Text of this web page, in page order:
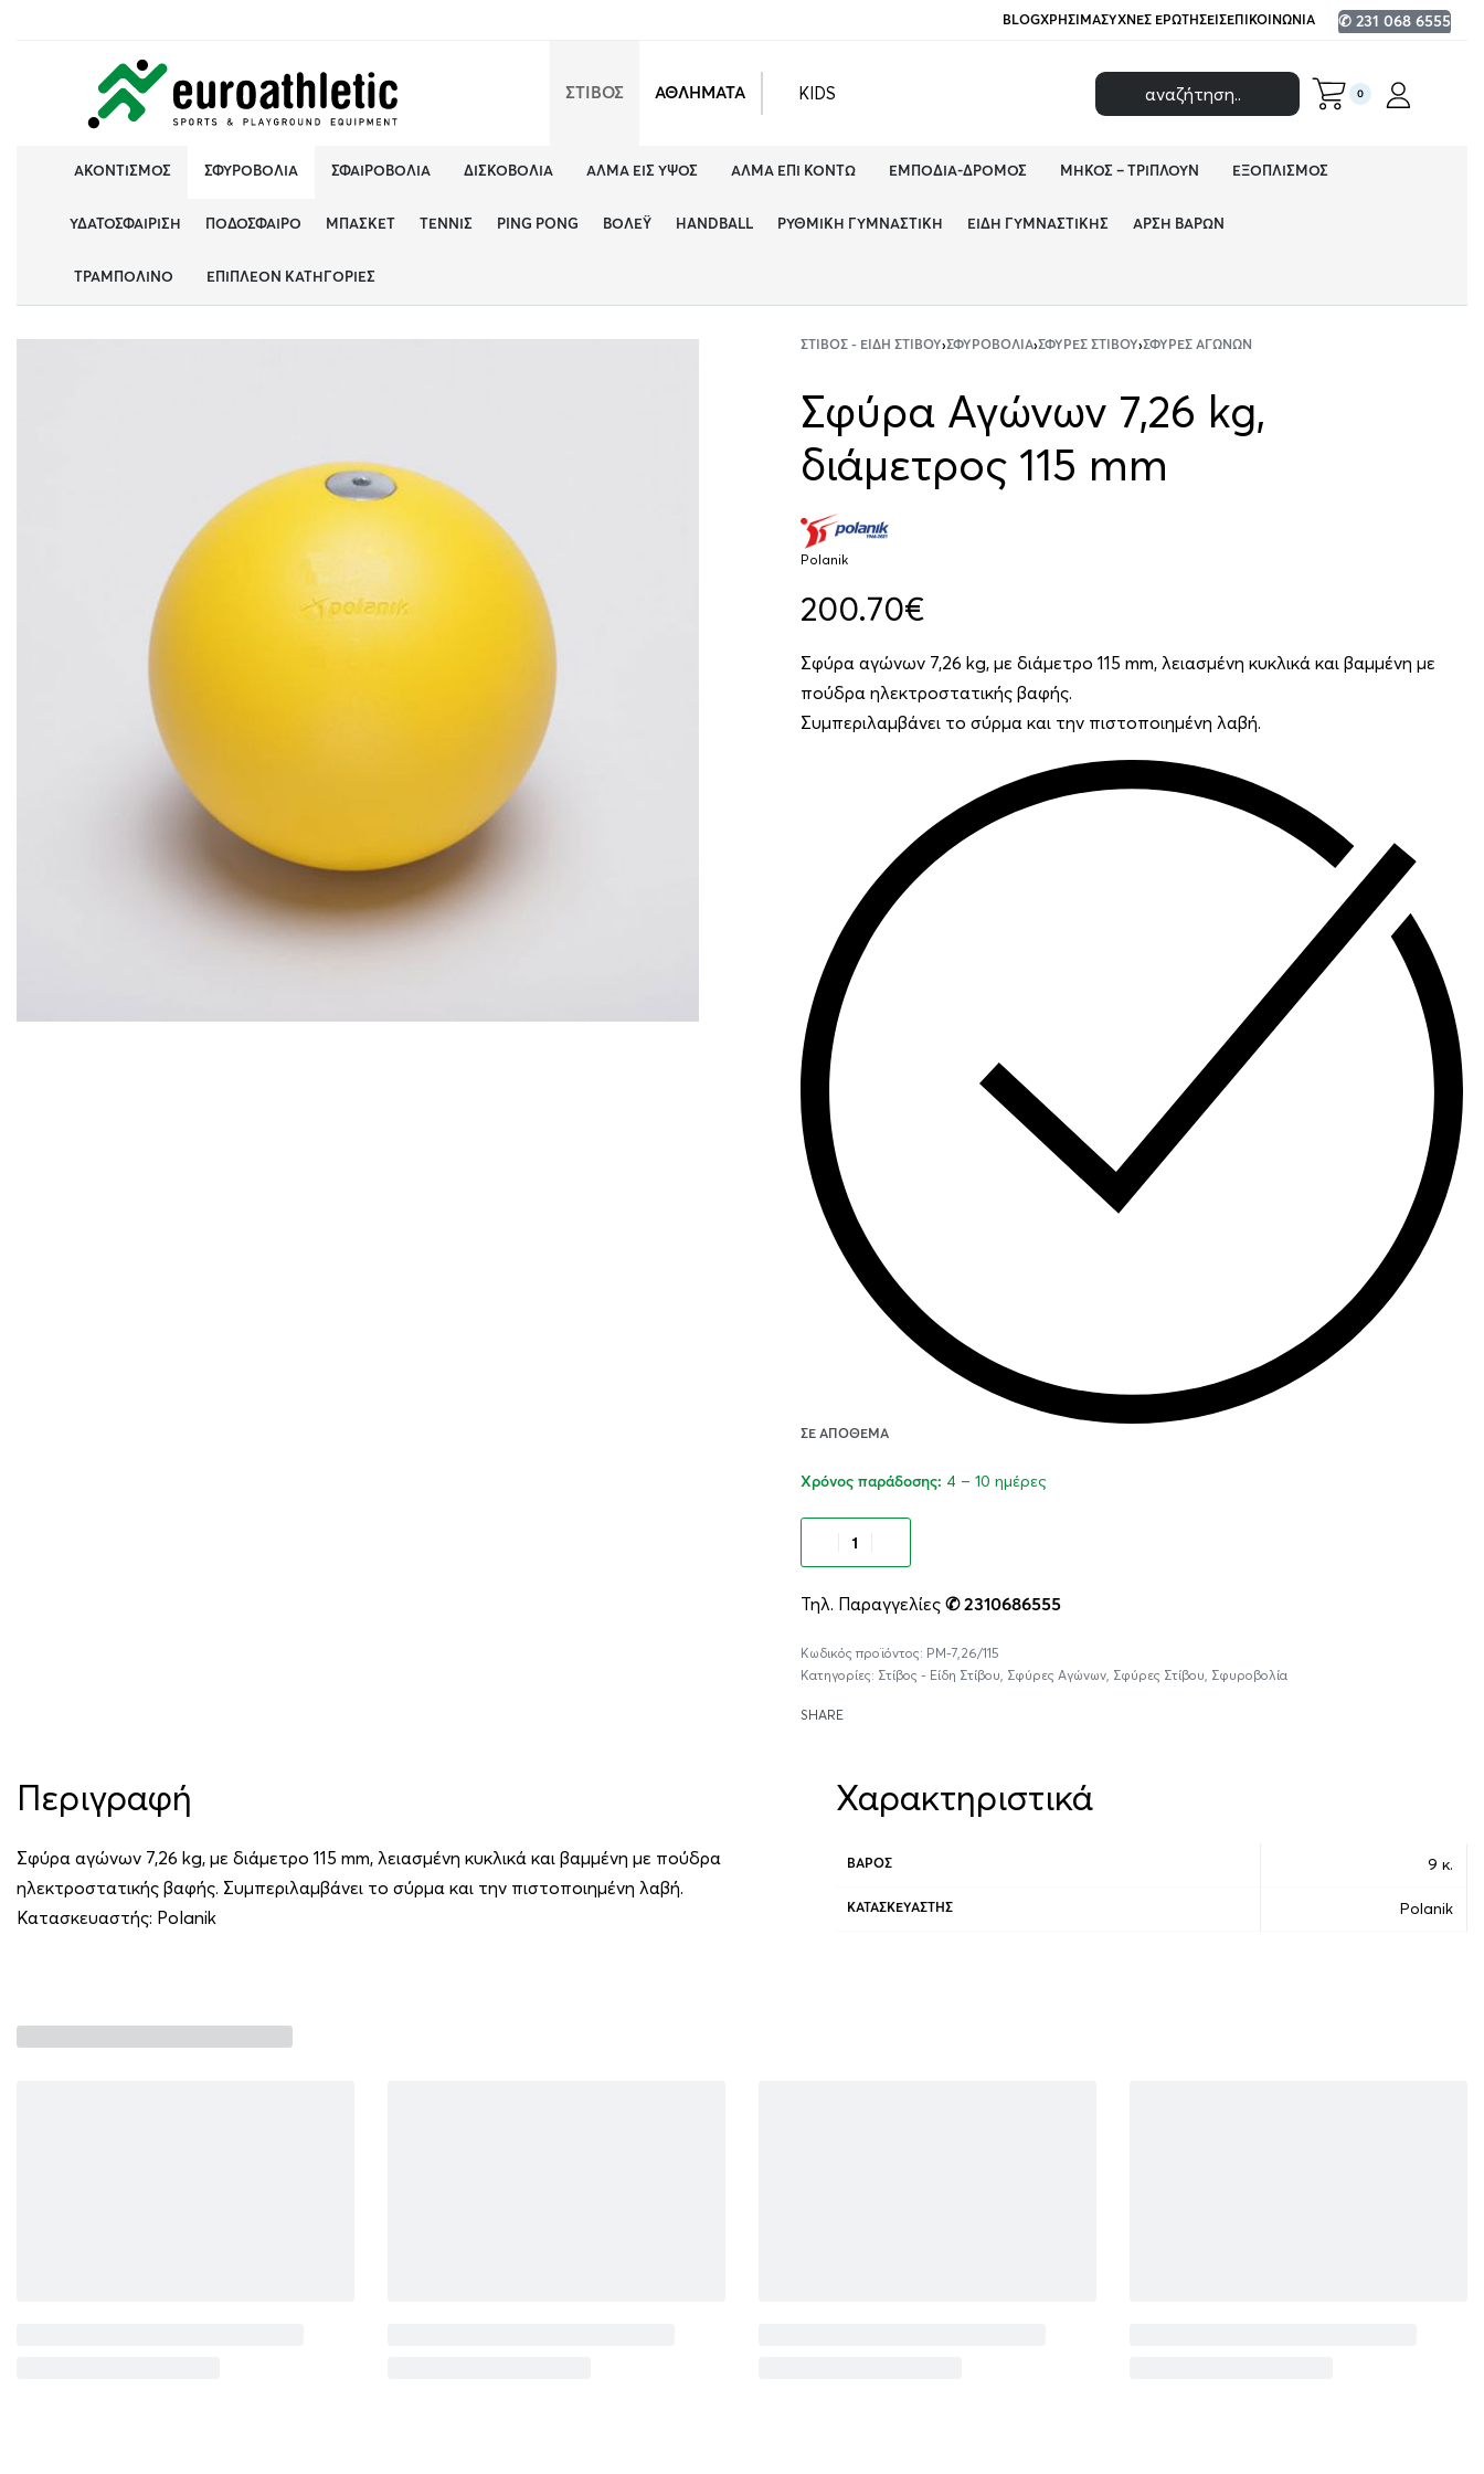
BLOGΧΡΉΣΙΜΑΣΥΧΝΈΣ ΕΡΩΤΉΣΕΙΣΕΠΙΚΟΙΝΩΝΊΑ ✆ 231 068 6555
ΣΤΙΒΟΣ ΑΘΛΗΜΑΤΑ KIDS 0
ΑΚΟΝΤΙΣΜΌΣ ΣΦΥΡΟΒΟΛΊΑ ΣΦΑΙΡΟΒΟΛΊΑ ΔΙΣΚΟΒΟΛΊΑ ΆΛΜΑ ΕΙΣ ΎΨΟΣ ΆΛΜΑ ΕΠΊ ΚΟΝΤΏ ΕΜΠΌΔΙΑ-ΔΡΌΜΟΣ ΜΉΚΟΣ – ΤΡΙΠΛΟΎΝ ΕΞΟΠΛΙΣΜΌΣ
ΥΔΑΤΟΣΦΑΊΡΙΣΗ ΠΟΔΌΣΦΑΙΡΟ ΜΠΆΣΚΕΤ ΤΈΝΝΙΣ PING PONG ΒΌΛΕΫ HANDBALL ΡΥΘΜΙΚΉ ΓΥΜΝΑΣΤΙΚΉ ΕΊΔΗ ΓΥΜΝΑΣΤΙΚΉΣ ΆΡΣΗ ΒΑΡΏΝ
ΤΡΑΜΠΟΛΊΝΟ ΕΠΙΠΛΈΟΝ ΚΑΤΗΓΟΡΊΕΣ
ΣΤΊΒΟΣ - ΕΊΔΗ ΣΤΊΒΟΥ›ΣΦΥΡΟΒΟΛΊΑ›ΣΦΎΡΕΣ ΣΤΊΒΟΥ›ΣΦΎΡΕΣ ΑΓΏΝΩΝ
Σφύρα Αγώνων 7,26 kg,
διάμετρος 115 mm
Polanik
200.70€
Σφύρα αγώνων 7,26 kg, με διάμετρο 115 mm, λειασμένη κυκλικά και βαμμένη με
πούδρα ηλεκτροστατικής βαφής.
Συμπεριλαμβάνει το σύρμα και την πιστοποιημένη λαβή.
ΣΕ ΑΠΌΘΕΜΑ
Χρόνος παράδοσης: 4 – 10 ημέρες
Τηλ. Παραγγελίες ✆ 2310686555
PM-7,26/115
Κατηγορίες: Στίβος - Είδη Στίβου Σφύρες Αγώνων, Σφύρες Στίβου Σφυροβολία
SHARE
Περιγραφή
Σφύρα αγώνων 7,26 kg, με διάμετρο 115 mm, λειασμένη κυκλικά και βαμμένη με πούδρα
ηλεκτροστατικής βαφής. Συμπεριλαμβάνει το σύρμα και την πιστοποιημένη λαβή.
Κατασκευαστής: Polanik
Χαρακτηριστικά
ΒΆΡΟΣ 9 κ.
ΚΑΤΑΣΚΕΥΑΣΤΉΣ Polanik